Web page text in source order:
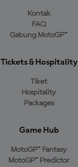
Kontak
FAQ
Gabung MotoGP™
Tickets & Hospitality
Tiket
Hospitality
Packages
Game Hub
MotoGP™ Fantasy
MotoGP™ Predictor